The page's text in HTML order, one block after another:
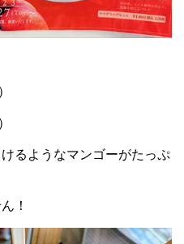
るようなマンゴーがたっぷ
！